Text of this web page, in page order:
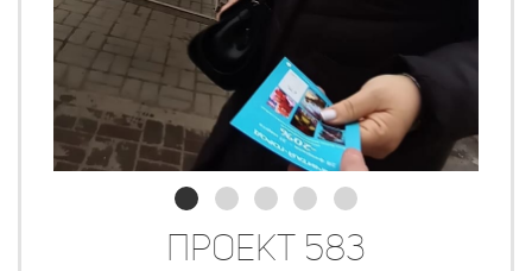
Проект 583